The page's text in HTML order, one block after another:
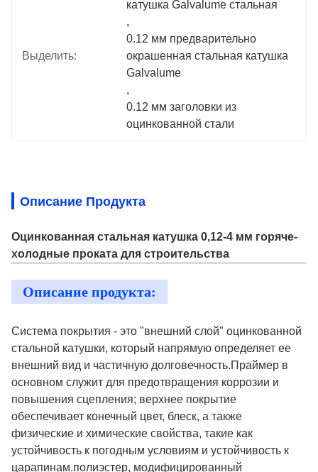
Выделить:
катушка Galvalume стальная
,
0.12 мм предварительно
окрашенная стальная катушка
Galvalume
,
0.12 мм заголовки из
оцинкованной стали
Описание Продукта
Оцинкованная стальная катушка 0,12-4 мм горяче-
холодные проката для строительства
Описание продукта:
Система покрытия - это "внешний слой" оцинкованной
стальной катушки, который напрямую определяет ее
внешний вид и частичную долговечность.Праймер в
основном служит для предотвращения коррозии и
повышения сцепления; верхнее покрытие
обеспечивает конечный цвет, блеск, а также
физические и химические свойства, такие как
устойчивость к погодным условиям и устойчивость к
царапинам.полиэстер, модифицированный